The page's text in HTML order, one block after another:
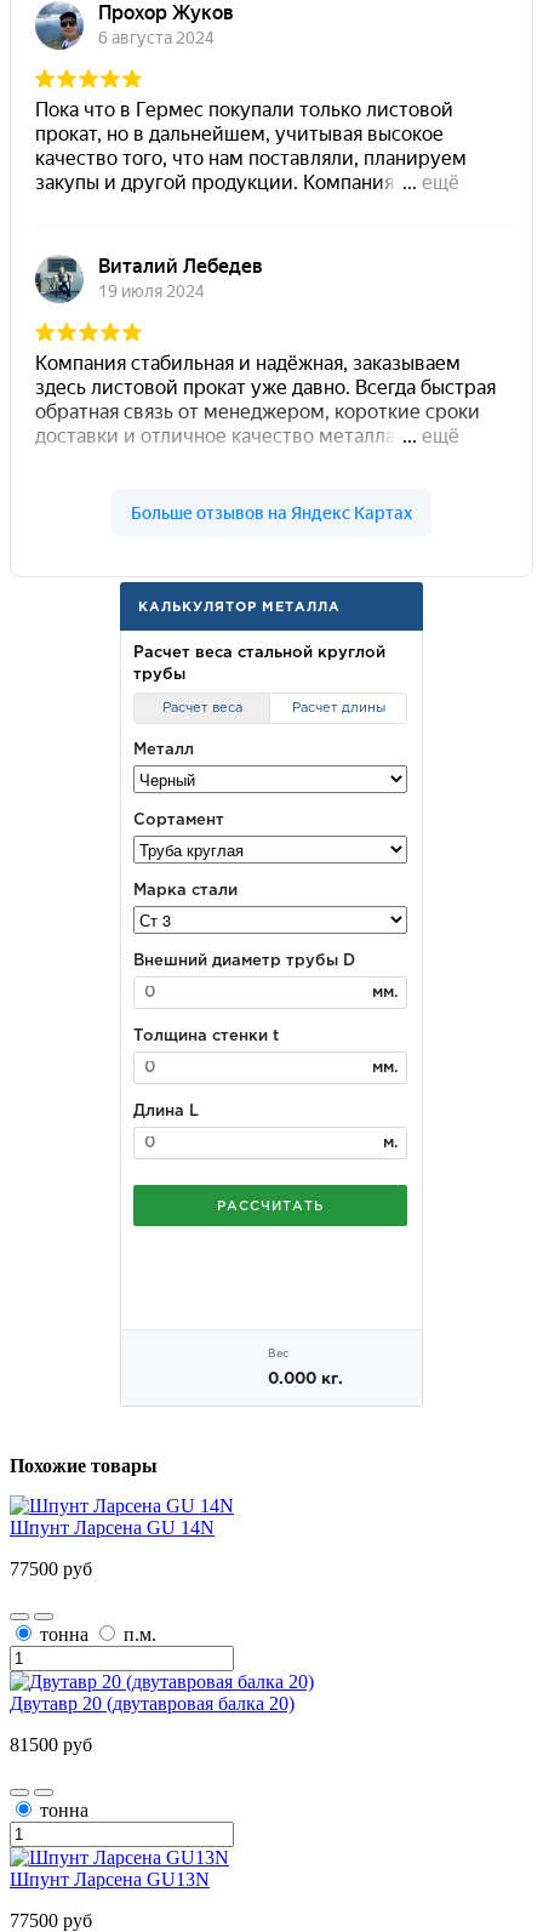
Похожие товары
Шпунт Ларсена GU 14N
77500 руб
тонна п.м.
Двутавр 20 (двутавровая балка 20)
81500 руб
тонна
Шпунт Ларсена GU13N
77500 руб